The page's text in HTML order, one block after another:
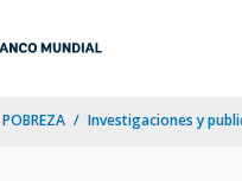
Investigaciones y